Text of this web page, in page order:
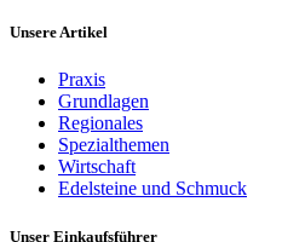
Unsere Artikel
Praxis
Grundlagen
Regionales
Spezialthemen
Wirtschaft
Edelsteine und Schmuck
Unser Einkaufsführer